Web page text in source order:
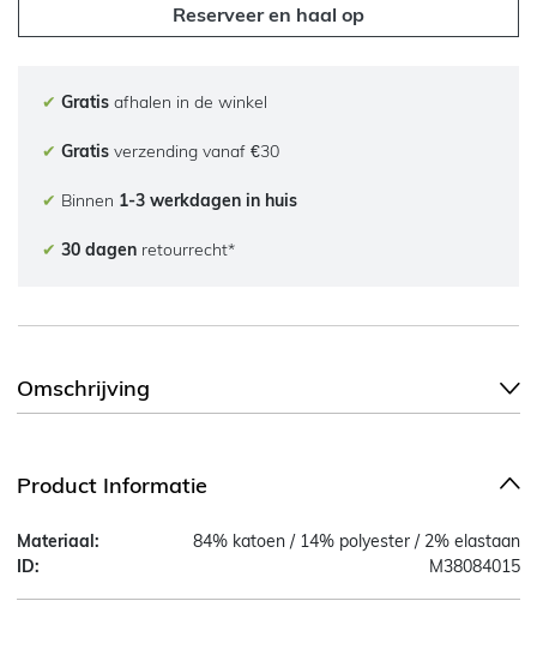
Reserveer en haal op
✔ Gratis afhalen in de winkel
✔ Gratis verzending vanaf €30
✔ Binnen 1-3 werkdagen in huis
✔ 30 dagen retourrecht*
Omschrijving
Product Informatie
Materiaal:
84% katoen / 14% polyester / 2% elastaan
ID:
M38084015